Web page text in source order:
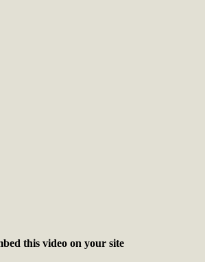
this video on your site